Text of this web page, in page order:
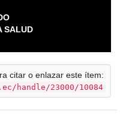
SALUD
citar o enlazar este ítem:
handle/23000/10084